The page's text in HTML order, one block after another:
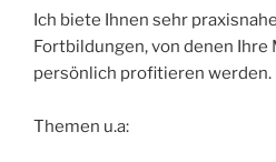
Ich biete Ihnen sehr
Fortbildungen, von denen
persönlich profitieren werden.
Themen u.a: